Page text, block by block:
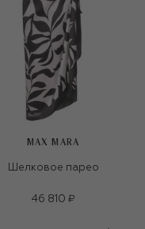
MAX MARA
Шелковое парео
46 810 ₽